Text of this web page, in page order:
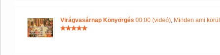
Virágvasárnap Könyörgés 00:00 (videó), Minden ami